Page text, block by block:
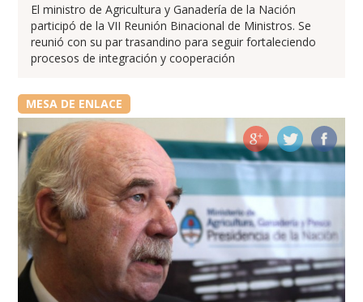
El ministro de Agricultura y Ganadería de la Nación
participó de la VII Reunión Binacional de Ministros. Se
reunió con su par trasandino para seguir fortaleciendo
procesos de integración y cooperación
MESA DE ENLACE